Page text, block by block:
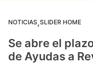
NOTICIAS,SLIDER HOME
Se abre el
de Ayudas a